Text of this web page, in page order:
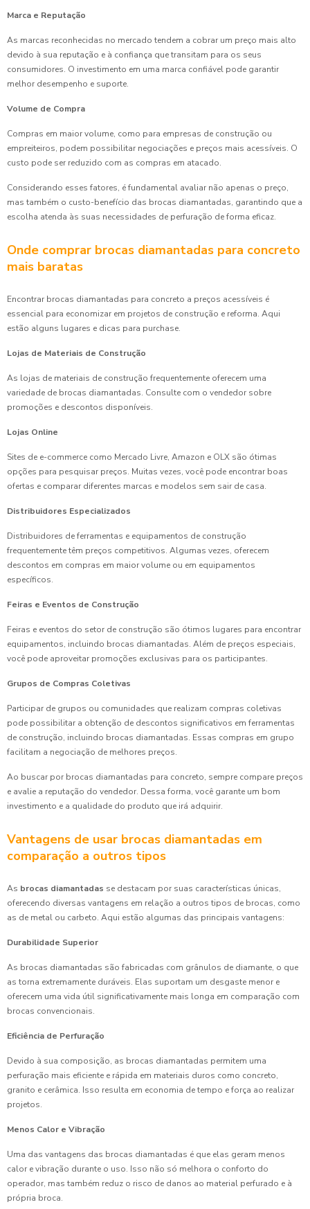
Marca e Reputação
As marcas reconhecidas no mercado tendem a cobrar um preço mais alto
devido à sua reputação e à confiança que transitam para os seus
consumidores. O investimento em uma marca confiável pode garantir
melhor desempenho e suporte.
Volume de Compra
Compras em maior volume, como para empresas de construção ou
empreiteiros, podem possibilitar negociações e preços mais acessíveis. O
custo pode ser reduzido com as compras em atacado.
Considerando esses fatores, é fundamental avaliar não apenas o preço,
mas também o custo-benefício das brocas diamantadas, garantindo que a
escolha atenda às suas necessidades de perfuração de forma eficaz.
Onde comprar brocas diamantadas para concreto
mais baratas
Encontrar brocas diamantadas para concreto a preços acessíveis é
essencial para economizar em projetos de construção e reforma. Aqui
estão alguns lugares e dicas para purchase.
Lojas de Materiais de Construção
As lojas de materiais de construção frequentemente oferecem uma
variedade de brocas diamantadas. Consulte com o vendedor sobre
promoções e descontos disponíveis.
Lojas Online
Sites de e-commerce como Mercado Livre, Amazon e OLX são ótimas
opções para pesquisar preços. Muitas vezes, você pode encontrar boas
ofertas e comparar diferentes marcas e modelos sem sair de casa.
Distribuidores Especializados
Distribuidores de ferramentas e equipamentos de construção
frequentemente têm preços competitivos. Algumas vezes, oferecem
descontos em compras em maior volume ou em equipamentos
específicos.
Feiras e Eventos de Construção
Feiras e eventos do setor de construção são ótimos lugares para encontrar
equipamentos, incluindo brocas diamantadas. Além de preços especiais,
você pode aproveitar promoções exclusivas para os participantes.
Grupos de Compras Coletivas
Participar de grupos ou comunidades que realizam compras coletivas
pode possibilitar a obtenção de descontos significativos em ferramentas
de construção, incluindo brocas diamantadas. Essas compras em grupo
facilitam a negociação de melhores preços.
Ao buscar por brocas diamantadas para concreto, sempre compare preços
e avalie a reputação do vendedor. Dessa forma, você garante um bom
investimento e a qualidade do produto que irá adquirir.
Vantagens de usar brocas diamantadas em
comparação a outros tipos
As brocas diamantadas se destacam por suas características únicas,
oferecendo diversas vantagens em relação a outros tipos de brocas, como
as de metal ou carbeto. Aqui estão algumas das principais vantagens:
Durabilidade Superior
As brocas diamantadas são fabricadas com grânulos de diamante, o que
as torna extremamente duráveis. Elas suportam um desgaste menor e
oferecem uma vida útil significativamente mais longa em comparação com
brocas convencionais.
Eficiência de Perfuração
Devido à sua composição, as brocas diamantadas permitem uma
perfuração mais eficiente e rápida em materiais duros como concreto,
granito e cerâmica. Isso resulta em economia de tempo e força ao realizar
projetos.
Menos Calor e Vibração
Uma das vantagens das brocas diamantadas é que elas geram menos
calor e vibração durante o uso. Isso não só melhora o conforto do
operador, mas também reduz o risco de danos ao material perfurado e à
própria broca.